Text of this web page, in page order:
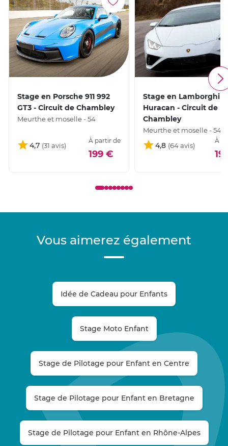
Stage en Porsche 911 992
GT3 - Circuit de Chambley
Meurthe et moselle - 54
4,7
À partir de
199 €
Stage en Lamborghini
Huracan - Circuit de
Chambley
Meurthe et moselle - 54
4,8
À
Vous aimerez également
Idée de Cadeau pour Enfants
Stage Moto Enfant
Stage de Pilotage pour Enfant en Centre
Stage de Pilotage pour Enfant en Bretagne
Stage de Pilotage pour Enfant en Rhône-Alpes